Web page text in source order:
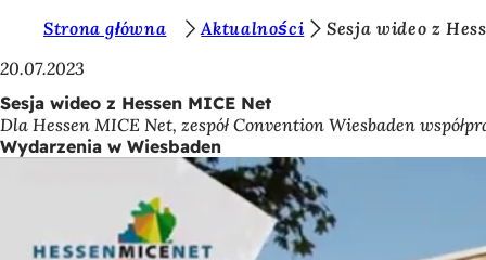
Przejdź do treści
e
s
t
e
Strona główna Aktualności
Sesja wideo z
20.07.2023
Sesja wideo z Hessen MICE Net
Dla Hessen MICE Net, zespół Convention Wiesbaden
Wydarzenia w Wiesbaden